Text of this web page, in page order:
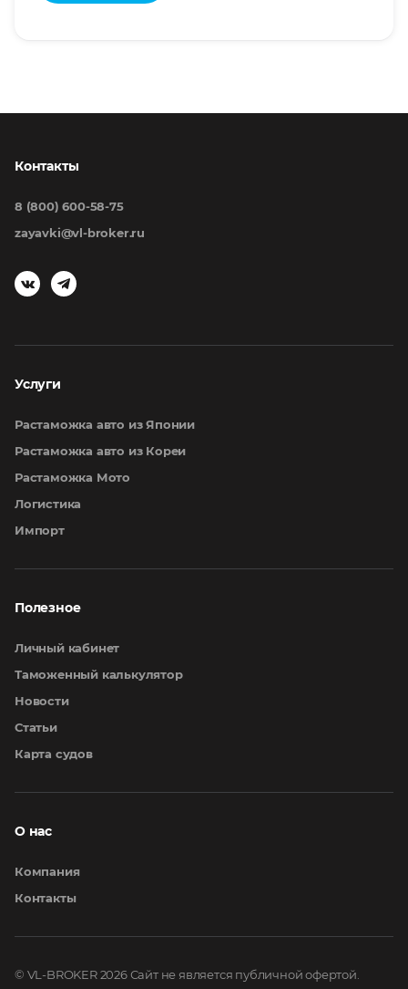
Услуги
Растаможка авто из Японии
Растаможка авто из Кореи
Растаможка Мото
Логистика
Импорт
Полезное
Личный кабинет
Таможенный калькулятор
Новости
Статьи
Карта судов
О нас
Компания
Контакты
Контакты
8 (800) 600-58-75
zayavki@vl-broker.ru
© VL-BROKER 2026Сайт не является публичной офертой.